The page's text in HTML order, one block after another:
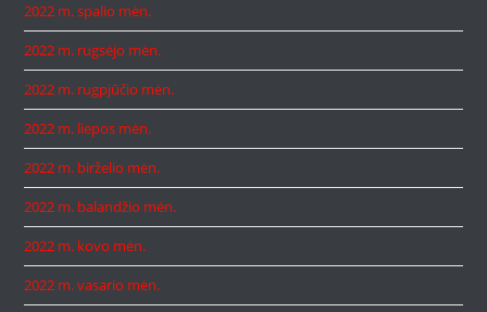
2022 m. spalio mėn.
2022 m. rugsėjo mėn.
2022 m. rugpjūčio mėn.
2022 m. liepos mėn.
2022 m. birželio mėn.
2022 m. balandžio mėn.
2022 m. kovo mėn.
2022 m. vasario mėn.